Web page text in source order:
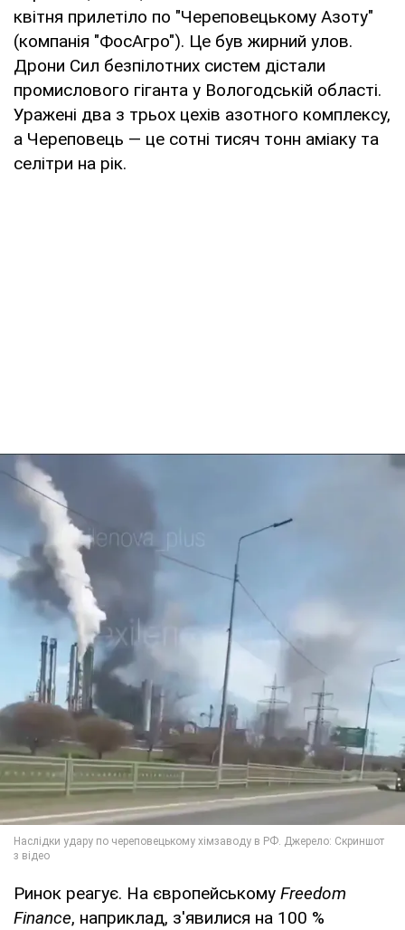
квітня прилетіло по "Череповецькому Азоту"
(компанія "ФосАгро"). Це був жирний улов.
Дрони Сил безпілотних систем дістали
промислового гіганта у Вологодській області.
Уражені два з трьох цехів азотного комплексу,
а Череповець — це сотні тисяч тонн аміаку та
селітри на рік.
Ринок реагує. На європейському Freedom
Finance, наприклад, з'явилися на 100 %